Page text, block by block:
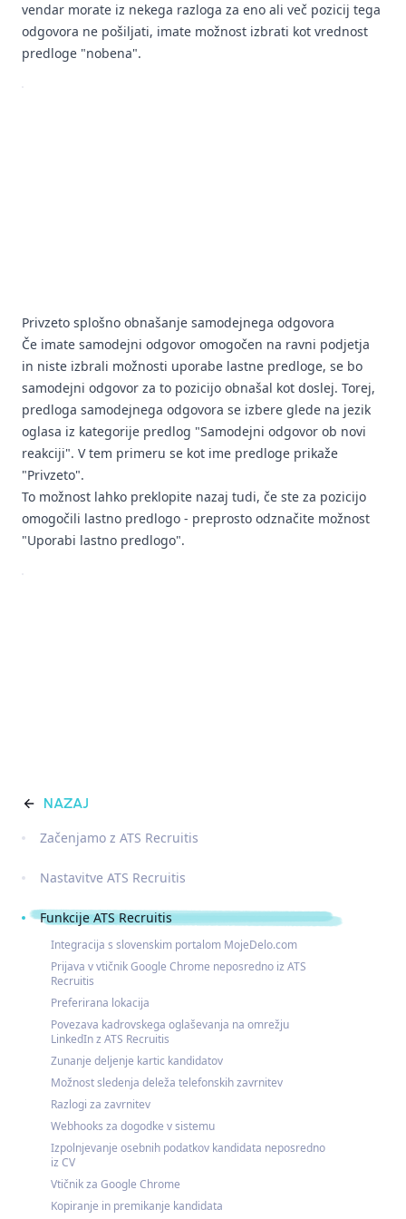
vendar morate iz nekega razloga za eno ali več pozicij tega
odgovora ne pošiljati, imate možnost izbrati kot vrednost
predloge "nobena".
Privzeto splošno obnašanje samodejnega odgovora
Če imate samodejni odgovor omogočen na ravni podjetja
in niste izbrali možnosti uporabe lastne predloge, se bo
samodejni odgovor za to pozicijo obnašal kot doslej. Torej,
predloga samodejnega odgovora se izbere glede na jezik
oglasa iz kategorije predlog "Samodejni odgovor ob novi
reakciji". V tem primeru se kot ime predloge prikaže
"Privzeto".
To možnost lahko preklopite nazaj tudi, če ste za pozicijo
omogočili lastno predlogo - preprosto odznačite možnost
"Uporabi lastno predlogo".
NAZAJ
Začenjamo z ATS Recruitis
Nastavitve ATS Recruitis
Funkcije ATS Recruitis
Integracija s slovenskim portalom MojeDelo.com
Prijava v vtičnik Google Chrome neposredno iz ATS
Recruitis
Preferirana lokacija
Povezava kadrovskega oglaševanja na omrežju
LinkedIn z ATS Recruitis
Zunanje deljenje kartic kandidatov
Možnost sledenja deleža telefonskih zavrnitev
Razlogi za zavrnitev
Webhooks za dogodke v sistemu
Izpolnjevanje osebnih podatkov kandidata neposredno
iz CV
Vtičnik za Google Chrome
Kopiranje in premikanje kandidata